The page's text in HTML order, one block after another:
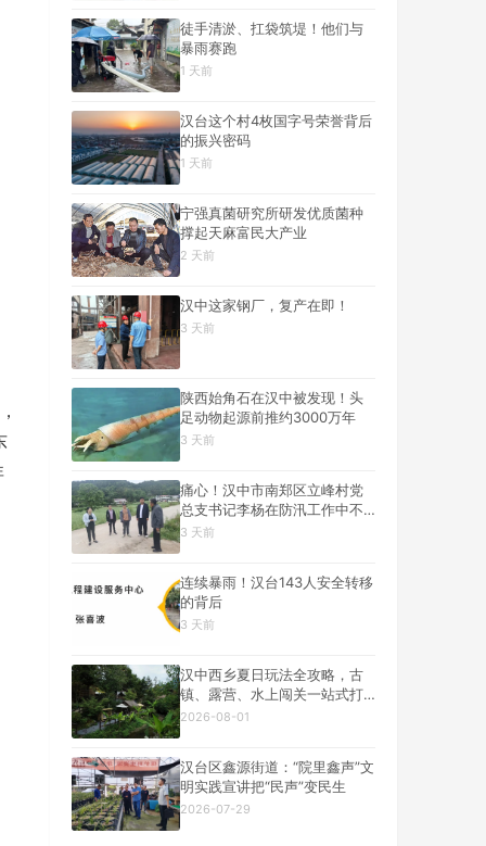
徒手清淤、扛袋筑堤！他们与
暴雨赛跑
1 天前
汉台这个村4枚国字号荣誉背后
的振兴密码
1 天前
宁强真菌研究所研发优质菌种
撑起天麻富民大产业
2 天前
汉中这家钢厂，复产在即！
3 天前
陕西始角石在汉中被发现！头
足动物起源前推约3000万年
3 天前
痛心！汉中市南郑区立峰村党
总支书记李杨在防汛工作中不
幸遇难
3 天前
连续暴雨！汉台143人安全转移
的背后
3 天前
汉中西乡夏日玩法全攻略，古
镇、露营、水上闯关一站式打
卡
2026-08-01
汉台区鑫源街道：“院里鑫声”文
明实践宣讲把“民声”变民生
2026-07-29